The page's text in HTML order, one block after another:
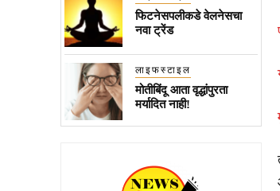
फिटनेसपलीकडे वेलनेसचा
नवा ट्रेंड
लाइफस्टाइल
मोतीबिंदू आता वृद्धांपुरता
मर्यादित नाही!